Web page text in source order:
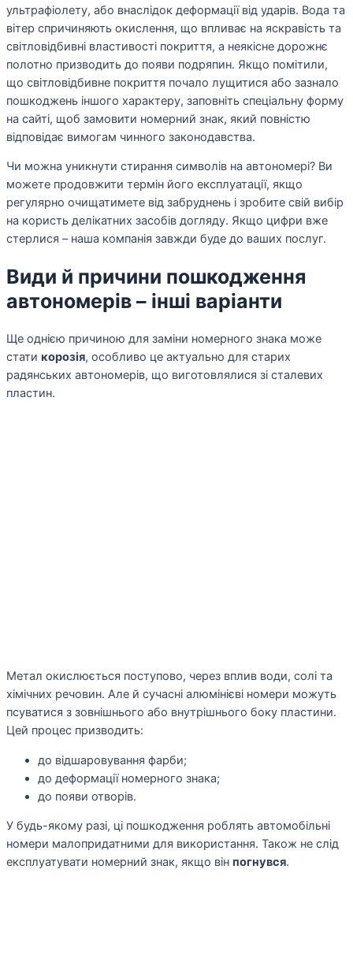
ультрафіолету, або внаслідок деформації від ударів. Вода та
вітер спричиняють окислення, що впливає на яскравість та
світловідбивні властивості покриття, а неякісне дорожнє
полотно призводить до появи подряпин. Якщо помітили,
що світловідбивне покриття почало лущитися або зазнало
пошкоджень іншого характеру, заповніть спеціальну форму
на сайті, щоб замовити номерний знак, який повністю
відповідає вимогам чинного законодавства.
Чи можна уникнути стирання символів на автономері? Ви
можете продовжити термін його експлуатації, якщо
регулярно очищатимете від забруднень і зробите свій вибір
на користь делікатних засобів догляду. Якщо цифри вже
стерлися – наша компанія завжди буде до ваших послуг.
Види й причини пошкодження
автономерів – інші варіанти
Ще однією причиною для заміни номерного знака може
стати корозія, особливо це актуально для старих
радянських автономерів, що виготовлялися зі сталевих
пластин.
Метал окислюється поступово, через вплив води, солі та
хімічних речовин. Але й сучасні алюмінієві номери можуть
псуватися з зовнішнього або внутрішнього боку пластини.
Цей процес призводить:
до відшаровування фарби;
до деформації номерного знака;
до появи отворів.
У будь-якому разі, ці пошкодження роблять автомобільні
номери малопридатними для використання. Також не слід
експлуатувати номерний знак, якщо він погнувся.